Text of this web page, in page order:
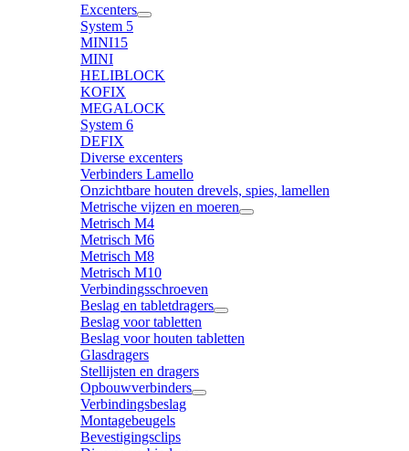
Excenters
System 5
MINI15
MINI
HELIBLOCK
KOFIX
MEGALOCK
System 6
DEFIX
Diverse excenters
Verbinders Lamello
Onzichtbare houten drevels, spies, lamellen
Metrische vijzen en moeren
Metrisch M4
Metrisch M6
Metrisch M8
Metrisch M10
Verbindingsschroeven
Beslag en tabletdragers
Beslag voor tabletten
Beslag voor houten tabletten
Glasdragers
Stellijsten en dragers
Opbouwverbinders
Verbindingsbeslag
Montagebeugels
Bevestigingsclips